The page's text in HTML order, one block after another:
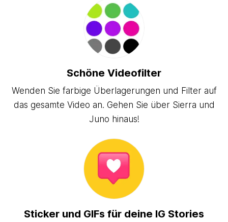
Schöne Videofilter
Wenden Sie farbige Überlagerungen und Filter auf
das gesamte Video an. Gehen Sie über Sierra und
Juno hinaus!
Sticker und GIFs für deine IG Stories